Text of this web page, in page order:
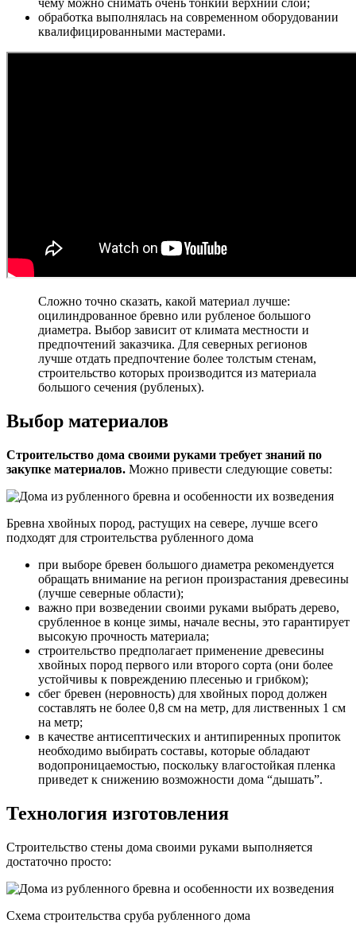
чему можно снимать очень тонкий верхний слой;
обработка выполнялась на современном оборудовании
квалифицированными мастерами.
Сложно точно сказать, какой материал лучше:
оцилиндрованное бревно или рубленое большого
диаметра. Выбор зависит от климата местности и
предпочтений заказчика. Для северных регионов
лучше отдать предпочтение более толстым стенам,
строительство которых производится из материала
большого сечения (рубленых).
Выбор материалов
Строительство дома своими руками требует знаний по
закупке материалов. Можно привести следующие советы:
Бревна хвойных пород, растущих на севере, лучше всего
подходят для строительства рубленного дома
при выборе бревен большого диаметра рекомендуется
обращать внимание на регион произрастания древесины
(лучше северные области);
важно при возведении своими руками выбрать дерево,
срубленное в конце зимы, начале весны, это гарантирует
высокую прочность материала;
строительство предполагает применение древесины
хвойных пород первого или второго сорта (они более
устойчивы к повреждению плесенью и грибком);
сбег бревен (неровность) для хвойных пород должен
составлять не более 0,8 см на метр, для лиственных 1 см
на метр;
в качестве антисептических и антипиренных пропиток
необходимо выбирать составы, которые обладают
водопроницаемостью, поскольку влагостойкая пленка
приведет к снижению возможности дома “дышать”.
Технология изготовления
Строительство стены дома своими руками выполняется
достаточно просто:
Схема строительства сруба рубленного дома